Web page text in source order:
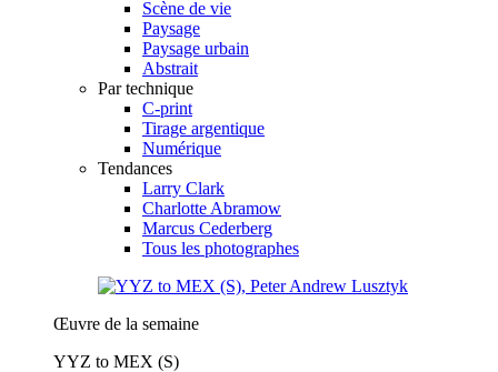
Scène de vie
Paysage
Paysage urbain
Abstrait
Par technique
C-print
Tirage argentique
Numérique
Tendances
Larry Clark
Charlotte Abramow
Marcus Cederberg
Tous les photographes
Œuvre de la semaine
YYZ to MEX (S)